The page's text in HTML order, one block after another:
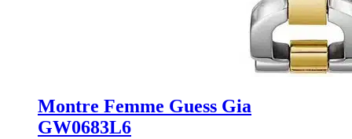
Montre Femme Guess Gia
GW0683L6